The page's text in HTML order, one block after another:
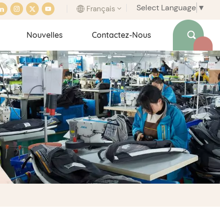
Select Language ▼
Français
English
français
italiano
español
português
Nouvelles Contactez-Nous